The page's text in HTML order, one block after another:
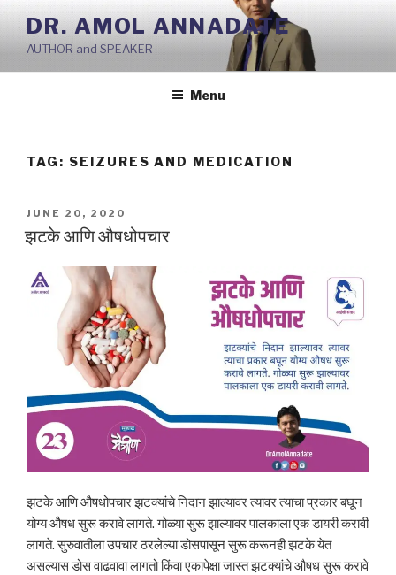
Skip
content
DR. AMOL ANNADATE
AUTHOR and SPEAKER
Menu
TAG: SEIZURES AND MEDICATION
POSTED
ON
JUNE 20, 2020
झटके आणि औषधोपचार
झटके आणि औषधोपचार झटक्यांचे निदान झाल्यावर त्यावर त्याचा प्रकार बघून
योग्य औषध सुरू करावे लागते. गोळ्या सुरू झाल्यावर पालकाला एक डायरी करावी
लागते. सुरुवातीला उपचार ठरलेल्या डोसपासून सुरू करूनही झटके येत
असल्यास डोस वाढवावा लागतो किंवा एकापेक्षा जास्त झटक्यांचे औषध सुरू करावे